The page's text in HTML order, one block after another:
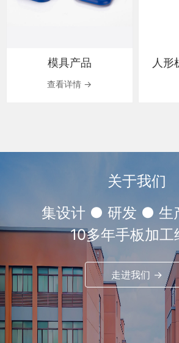
模具产品
查看详情 →
人形
关于我们
集设计 ● 研发 ● 生
10多年手板加工
走进我们 →